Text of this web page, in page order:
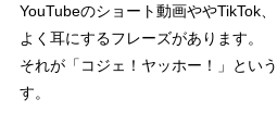
YouTubeのショート動画ややTikTok
よく耳にするフレーズがあります。
それが「コジェ！ヤッホー！」とい
す。